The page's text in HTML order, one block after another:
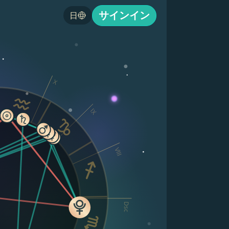
日 サインイン
Dsc
VIII
IX
X